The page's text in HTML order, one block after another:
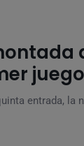
juego
entrada, la